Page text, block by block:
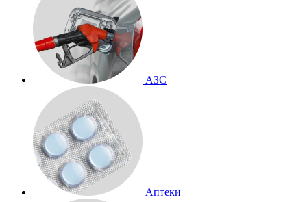
АЗС
Аптеки